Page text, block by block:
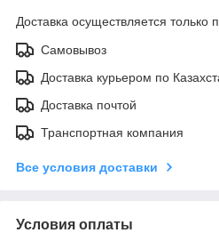
Доставка осуществляется только
Самовывоз
Доставка курьером по
Доставка почтой
Транспортная компания
Все условия доставки
Условия оплаты